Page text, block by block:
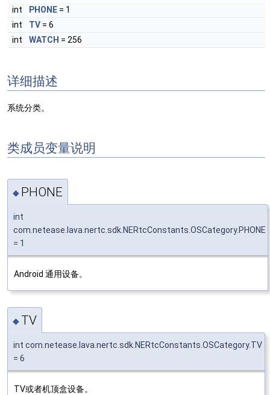
int PHONE = 1
int
TV = 6
int
WATCH = 256
详细描述
系统分类。
类成员变量说明
◆ PHONE
int
com.netease.lava.nertc.sdk.NERtcConstants.OSCategory.PHONE
= 1
Android 通用设备。
◆ TV
int com.netease.lava.nertc.sdk.NERtcConstants.OSCategory.TV
= 6
TV或者机顶盒设备。